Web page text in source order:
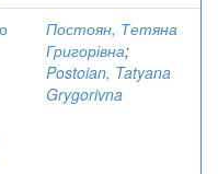
Постоян, Тетяна
Григорівна;
Postoian, Tatyana
Grygorivna